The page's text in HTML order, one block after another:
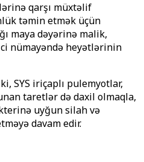
qarşı müxtəlif
təmin etmək üçün
maya dəyərinə malik,
nümayəndə heyətlərinin
SYS iriçaplı pulemyotlar,
taretlər də daxil olmaqla,
uyğun silah və
davam edir.